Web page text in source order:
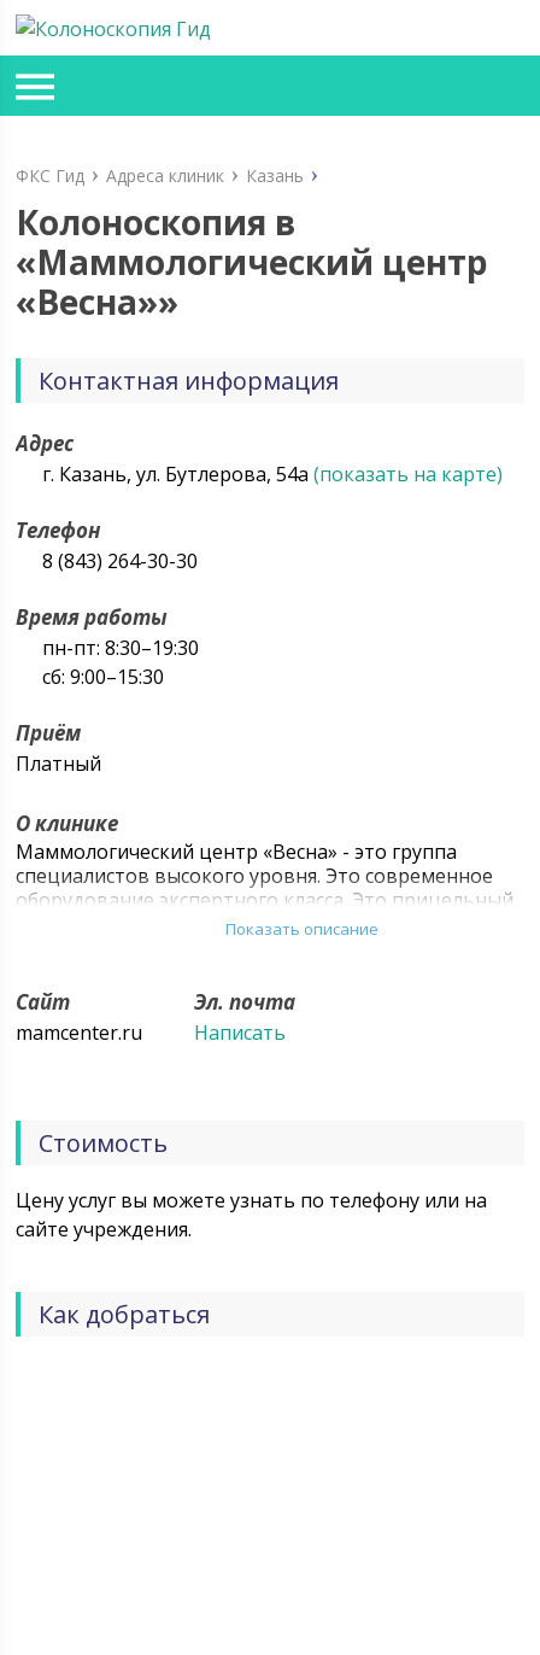
ФКС Гид Адреса клиник Казань
Колоноскопия в
«Маммологический центр
«Весна»»
Контактная информация
Адрес
г. Казань, ул. Бутлерова, 54а(показать на карте)
Телефон
8 (843) 264-30-30
Время работы
пн-пт: 8:30–19:30
сб: 9:00–15:30
Приём
Платный
О клинике
Маммологический центр «Весна» - это группа
специалистов высокого уровня. Это современное
оборудование экспертного класса. Это прицельный
фокус на выявлении онкологических патологий. Это
доверие тысяч наших пациентов!
Показать описание
Сайт
mamcenter.ru
Эл. почта
Написать
Стоимость
Цену услуг вы можете узнать по телефону или на
сайте учреждения.
Как добраться